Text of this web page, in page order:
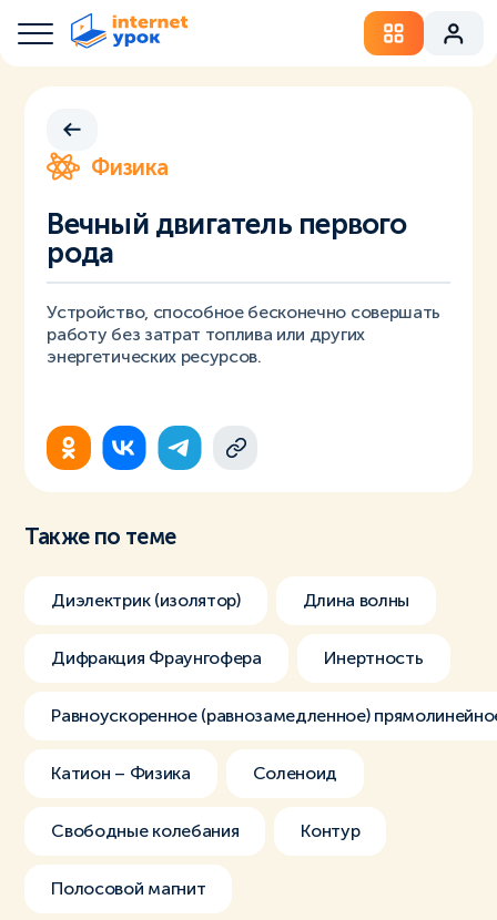
Физика
Вечный двигатель первого
рода
Устройство, способное бесконечно совершать
работу без затрат топлива или других
энергетических ресурсов.
Также по теме
Диэлектрик (изолятор) Длина волны
Дифракция Фраунгофера Инертность
Равноускоренное (равнозамедленное)
Катион – Физика Соленоид
Свободные колебания Контур
Полосовой магнит